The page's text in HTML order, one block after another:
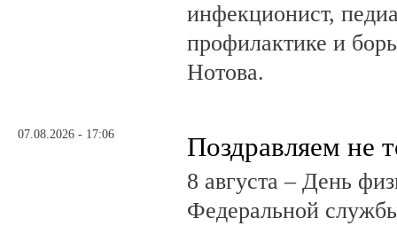
инфекционист,
профилактике и
Нотова.
07.08.2026 - 17:06 Поздравляем не
8 августа – День
Федеральной